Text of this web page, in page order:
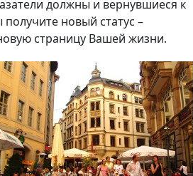
должны и вернувшиеся к
новый статус –
страницу Вашей жизни.